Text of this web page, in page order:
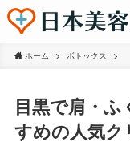
ホーム ボトックス
目黒で肩・
すめの人気ク